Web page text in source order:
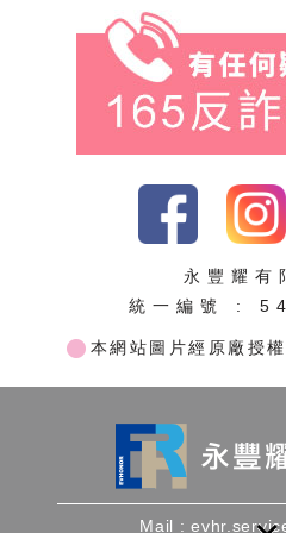
永豐耀有
統一編號 :
Mail :